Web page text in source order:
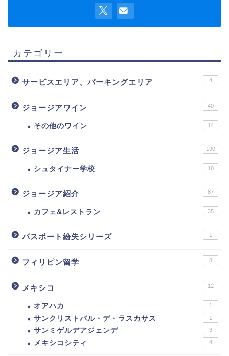
カテゴリー
サービスエリア、パーキングエリア 4
ジョージアワイン 40
その他のワイン 14
ジョージア生活 190
シュタイナー学校 10
ジョージア紹介 87
カフェ&レストラン 35
パスポート紛失シリーズ 1
フィリピン留学 8
メキシコ 12
オアハカ 1
サンクリストバル・デ・ラスカサス 1
サンミゲルデアジェンデ 3
メキシコシティ 4